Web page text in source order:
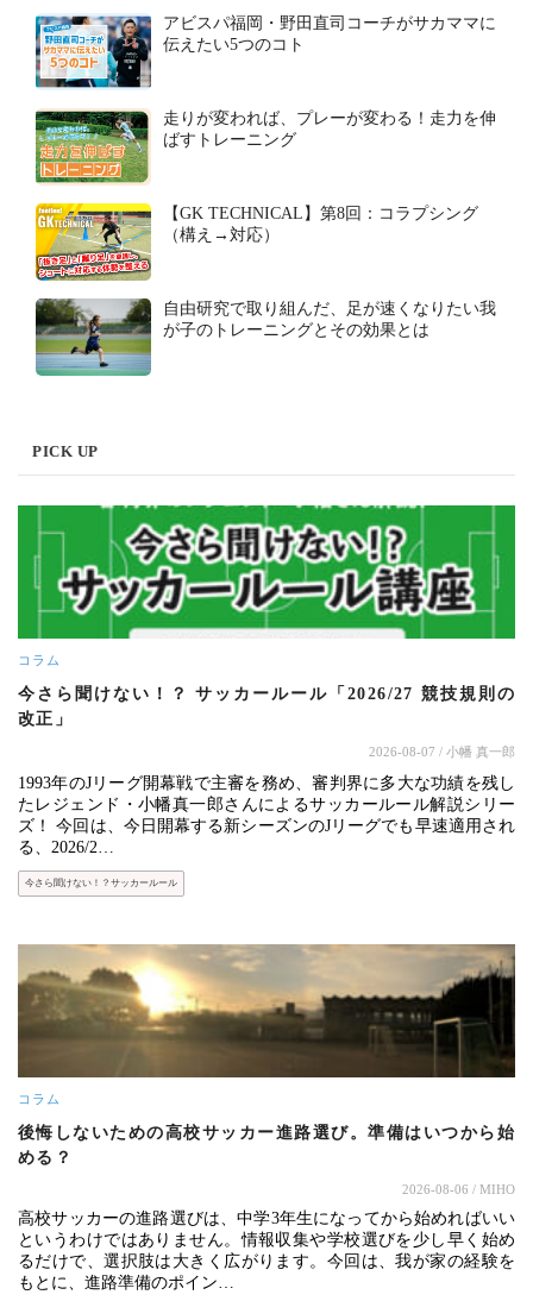
アビスパ福岡・野田直司コーチがサカママに
伝えたい5つのコト
走りが変われば、プレーが変わる！走力を伸
ばすトレーニング
【GK TECHNICAL】第8回：コラプシング
（構え→対応）
自由研究で取り組んだ、足が速くなりたい我
が子のトレーニングとその効果とは
PICK UP
コラム
今さら聞けない！？ サッカールール「2026/27 競技規則の
改正」
2026-08-07 / 小幡 真一郎
1993年のJリーグ開幕戦で主審を務め、審判界に多大な功績を残し
たレジェンド・小幡真一郎さんによるサッカールール解説シリー
ズ！ 今回は、今日開幕する新シーズンのJリーグでも早速適用され
る、2026/2…
今さら聞けない！？サッカールール
コラム
後悔しないための高校サッカー進路選び。準備はいつから始
める？
2026-08-06 / MIHO
高校サッカーの進路選びは、中学3年生になってから始めればいい
というわけではありません。情報収集や学校選びを少し早く始め
るだけで、選択肢は大きく広がります。今回は、我が家の経験を
もとに、進路準備のポイン…